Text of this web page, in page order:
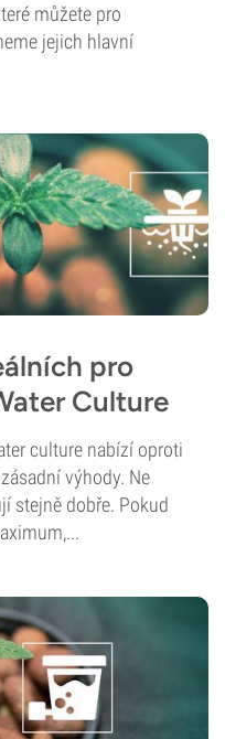
můžete pro
jejich hlavní
pro
Culture
culture nabízí oproti
výhody. Ne
stejně dobře. Pokud